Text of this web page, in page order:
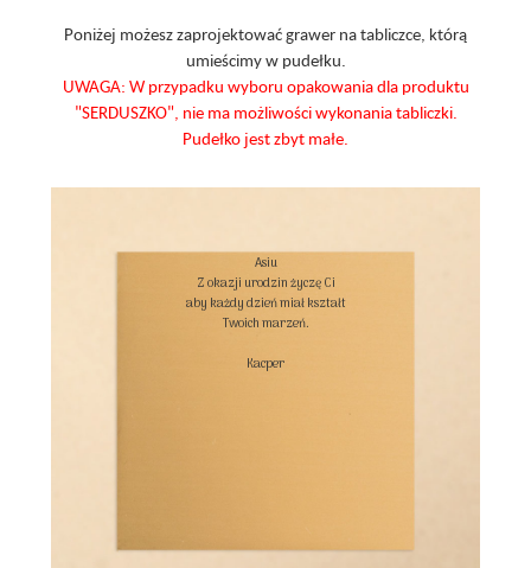
Poniżej możesz zaprojektować grawer na tabliczce, którą
umieścimy w pudełku.
UWAGA: W przypadku wyboru opakowania dla produktu
"SERDUSZKO", nie ma możliwości wykonania tabliczki.
Pudełko jest zbyt małe.
Asiu
Z okazji urodzin życzę Ci
aby każdy dzień miał kształt
Twoich marzeń.
Kacper